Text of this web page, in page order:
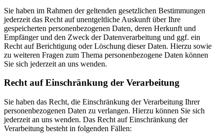
Sie haben im Rahmen der geltenden gesetzlichen Bestimmungen
jederzeit das Recht auf unentgeltliche Auskunft über Ihre
gespeicherten personenbezogenen Daten, deren Herkunft und
Empfänger und den Zweck der Datenverarbeitung und ggf. ein
Recht auf Berichtigung oder Löschung dieser Daten. Hierzu sowie
zu weiteren Fragen zum Thema personenbezogene Daten können
Sie sich jederzeit an uns wenden.
Recht auf Einschränkung der Verarbeitung
Sie haben das Recht, die Einschränkung der Verarbeitung Ihrer
personenbezogenen Daten zu verlangen. Hierzu können Sie sich
jederzeit an uns wenden. Das Recht auf Einschränkung der
Verarbeitung besteht in folgenden Fällen: